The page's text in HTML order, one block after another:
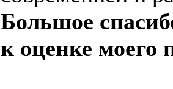
Большое
к оценке моего